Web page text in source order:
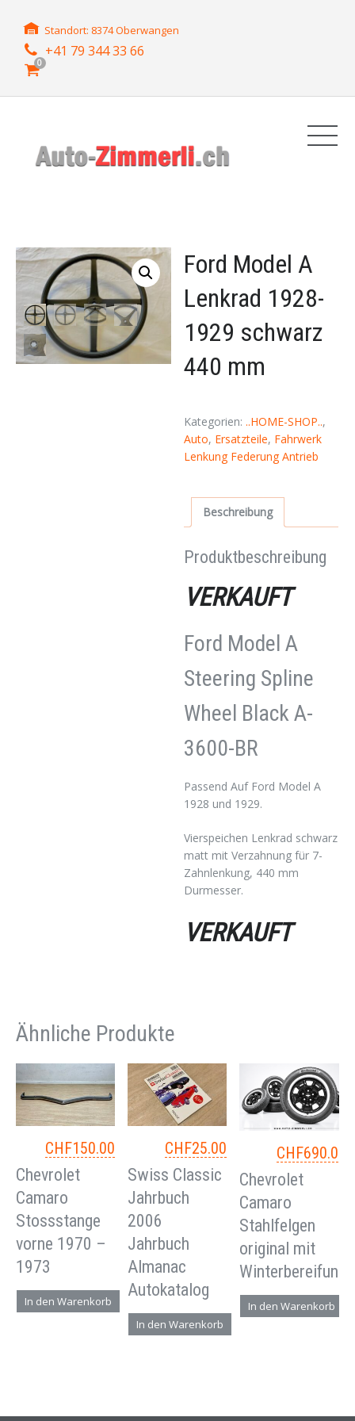
Standort: 8374 Oberwangen
+41 79 344 33 66
0
Ford Model A
Lenkrad 1928-
1929 schwarz
440 mm
Kategorien:..HOME-SHOP..,
Auto, Ersatzteile, Fahrwerk
Lenkung Federung Antrieb
Beschreibung
Produktbeschreibung
VERKAUFT
Ford Model A
Steering Spline
Wheel Black A-
3600-BR
Passend Auf Ford Model A
1928 und 1929.
Vierspeichen Lenkrad schwarz
matt mit Verzahnung für 7-
Zahnlenkung, 440 mm
Durmesser.
VERKAUFT
Ähnliche Produkte
CHF150.00
Chevrolet
Camaro
Stossstange
vorne 1970 –
1973
In den Warenkorb
CHF25.00
Swiss Classic
Jahrbuch
2006
Jahrbuch
Almanac
Autokatalog
In den Warenkorb
CHF690.00
Chevrolet
Camaro
Stahlfelgen
original mit
Winterbereifung
In den Warenkorb